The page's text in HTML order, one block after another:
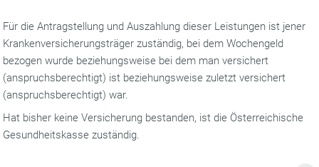
Für die Antragstellung und Auszahlung dieser Leistungen ist jener
Krankenversicherungsträger zuständig, bei dem Wochengeld
bezogen wurde beziehungsweise bei dem man versichert
(anspruchsberechtigt) ist beziehungsweise zuletzt versichert
(anspruchsberechtigt) war.
Hat bisher keine Versicherung bestanden, ist die Österreichische
Gesundheitskasse zuständig.